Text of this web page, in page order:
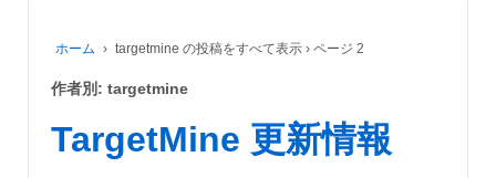
ホーム › targetmine の投稿をすべて表示 › ページ 2
作者別: targetmine
TargetMine 更新情報